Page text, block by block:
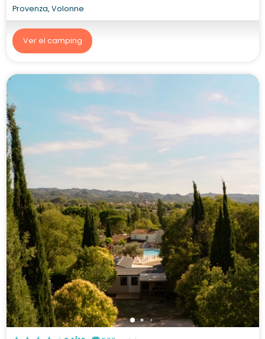
Provenza, Volonne
Ver el camping